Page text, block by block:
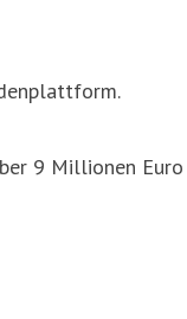
9 Millionen Euro